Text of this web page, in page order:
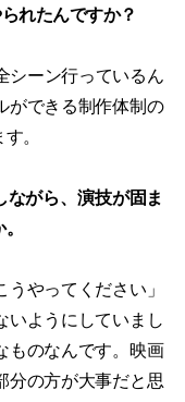
れたんですか？
シーン行っているん
ができる制作体制の
。
ながら、演技が固ま
やってください」
いようにしていまし
ものなんです。映画
分の方が大事だと思